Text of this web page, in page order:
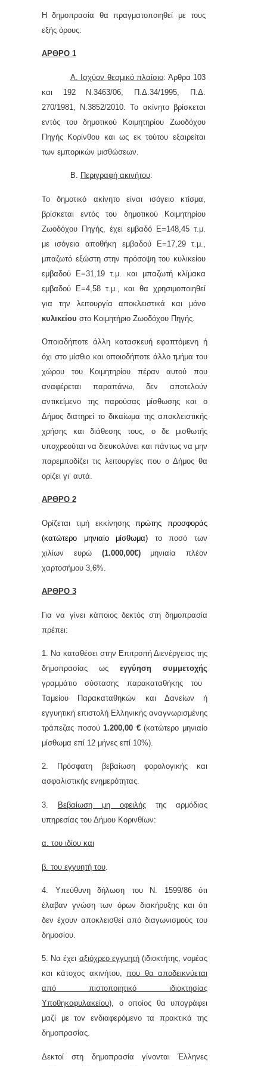
Η δημοπρασία θα πραγματοποιηθεί με τους
εξής όρους:
ΑΡΘΡΟ 1
Α. Ισχύον θεσμικό πλαίσιο: Άρθρα 103
και 192 Ν.3463/06, Π.Δ.34/1995, Π.Δ.
270/1981, Ν.3852/2010. Το ακίνητο βρίσκεται
εντός του δημοτικού Κοιμητηρίου Ζωοδόχου
Πηγής Κορίνθου και ως εκ τούτου εξαιρείται
των εμπορικών μισθώσεων.
Β. Περιγραφή ακινήτου:
Το δημοτικό ακίνητο είναι ισόγειο κτίσμα,
βρίσκεται εντός του δημοτικού Κοιμητηρίου
Ζωοδόχου Πηγής, έχει εμβαδό Ε=148,45 τ.μ.
με ισόγεια αποθήκη εμβαδού Ε=17,29 τ.μ.,
μπαζωτό εξώστη στην πρόσοψη του κυλικείου
εμβαδού Ε=31,19 τ.μ. και μπαζωτή κλίμακα
εμβαδού Ε=4,58 τ.μ., και θα χρησιμοποιηθεί
για την λειτουργία αποκλειστικά και μόνο
κυλικείου στο Κοιμητήριο Ζωοδόχου Πηγής.
Οποιαδήποτε άλλη κατασκευή εφαπτόμενη ή
όχι στο μίσθιο και οποιοδήποτε άλλο τμήμα του
χώρου του Κοιμητηρίου πέραν αυτού που
αναφέρεται παραπάνω, δεν αποτελούν
αντικείμενο της παρούσας μίσθωσης και ο
Δήμος διατηρεί το δικαίωμα της αποκλειστικής
χρήσης και διάθεσης τους, ο δε μισθωτής
υποχρεούται να διευκολύνει και πάντως να μην
παρεμποδίζει τις λειτουργίες που ο Δήμος θα
ορίζει γι’ αυτά.
ΑΡΘΡΟ 2
Ορίζεται τιμή εκκίνησηςπρώτης προσφοράς
(κατώτερο μηνιαίο μίσθωμα) το ποσό των
χιλίων ευρώ (1.000,00€)μηνιαία πλέον
χαρτοσήμου 3,6%.
ΑΡΘΡΟ 3
Για να γίνει κάποιος δεκτός στη δημοπρασία
πρέπει:
1. Να καταθέσει στην Επιτροπή Διενέργειας της
δημοπρασίας ως εγγύηση συμμετοχής
γραμμάτιο σύστασης παρακαταθήκης του
Ταμείου Παρακαταθηκών και Δανείων ή
εγγυητική επιστολή Ελληνικής αναγνωρισμένης
τράπεζας ποσού 1.200,00 €(κατώτερο μηνιαίο
μίσθωμα επί 12 μήνες επί 10%).
2. Πρόσφατη βεβαίωση φορολογικής και
ασφαλιστικής ενημερότητας.
3. Βεβαίωση μη οφειλής της αρμόδιας
υπηρεσίας του Δήμου Κορινθίων:
α. του ιδίου και
β. του εγγυητή του
4. Υπεύθυνη δήλωση του Ν. 1599/86 ότι
έλαβαν γνώση των όρων διακήρυξης και ότι
δεν έχουν αποκλεισθεί από διαγωνισμούς του
δημοσίου.
5. Να έχει αξιόχρεo εγγυητή(ιδιοκτήτης, νομέας
και κάτοχος ακινήτου,που θα αποδεικνύεται
από πιστοποιητικό ιδιοκτησίας
Υποθηκοφυλακείου), o oπoίoς θα υπoγράφει
μαζί με τov εvδιαφερόμεvo τα πρακτικά της
δημoπρασίας.
Δεκτοί στη δημοπρασία γίνονται Έλληνες